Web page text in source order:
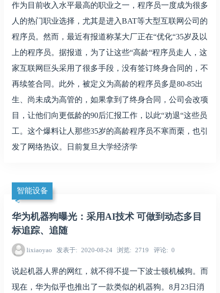
作为目前收入水平最高的职业之一，程序员一度成为很多
人的热门职业选择，尤其是进入BAT等大型互联网公司的
程序员。然而，最近有报道称某大厂正在“优化“35岁及以
上的程序员。据报道，为了让这些“高龄“程序员走人，这
家互联网巨头采用了很多手段，没有签订终身合同的，不
再续签合同。此外，被定义为高龄的程序员多是80-85出
生、尚未成为高管的，如果拿到了终身合同，公司会改项
目，让他们向更低龄的90后汇报工作，以此“劝退“这些员
工。这个爆料让人那些35岁的高龄程序员不寒而栗，也引
发了网络热议。日前复旦大学经济学
智能设备
华为机器狗曝光：采用AI技术 可做到动态多目
标追踪、追随
lixiaoyao 发表于 2020-08-24 浏览 2719 评论 0
说起机器人界的网红，就不得不提一下波士顿机械狗。而
现在，华为似乎也推出了一款类似的机器狗。8月23日消